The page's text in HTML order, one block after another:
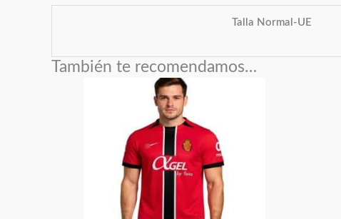
Talla Normal-UE
También te recomendamos…
Este
producto
tiene
múltiples
variantes.
Las
opciones